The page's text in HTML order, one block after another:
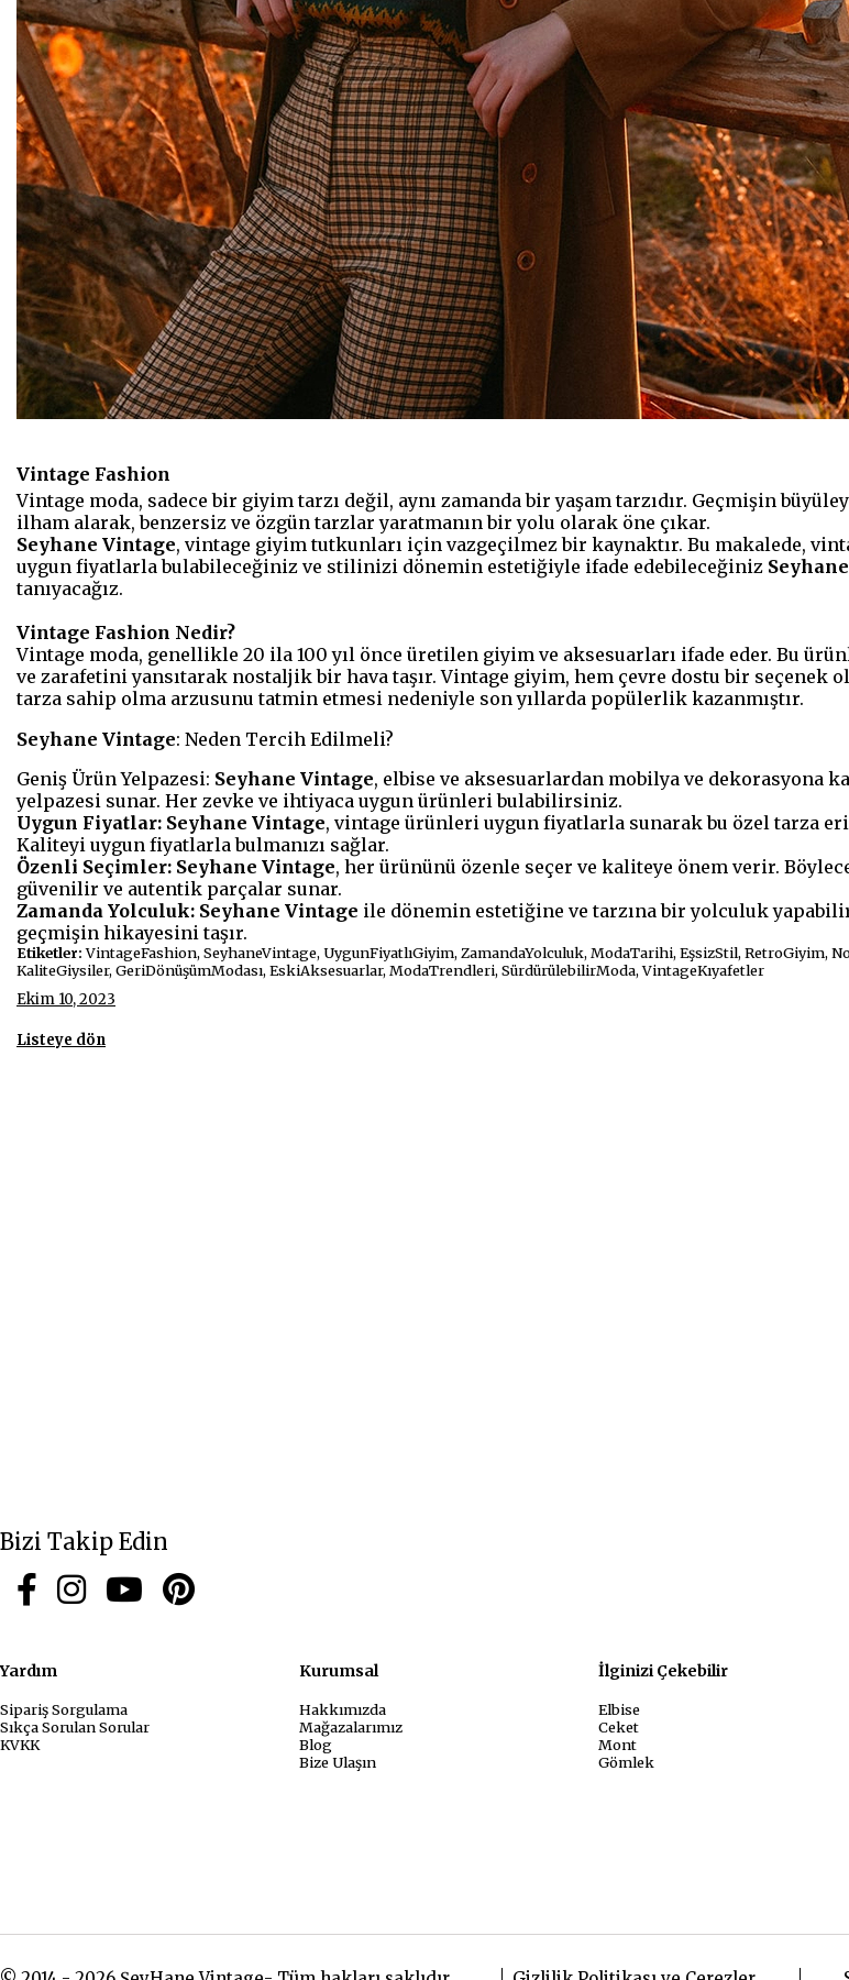
Vintage Fashion
Vintage moda, sadece bir giyim tarzı değil, aynı zamanda bir yaşam tarzıdır. Geçmişin
ilham alarak, benzersiz ve özgün tarzlar yaratmanın bir yolu olarak öne çıkar.
Seyhane Vintage, vintage giyim tutkunları için vazgeçilmez bir kaynaktır. Bu makalede,
uygun fiyatlarla bulabileceğiniz ve stilinizi dönemin estetiğiyle ifade edebileceğiniz
tanıyacağız.
Vintage Fashion Nedir?
Vintage moda, genellikle 20 ila 100 yıl önce üretilen giyim ve aksesuarları ifade eder. Bu
ve zarafetini yansıtarak nostaljik bir hava taşır. Vintage giyim, hem çevre dostu bir seçenek
tarza sahip olma arzusunu tatmin etmesi nedeniyle son yıllarda popülerlik kazanmıştır.
Seyhane Vintage: Neden Tercih Edilmeli?
Geniş Ürün Yelpazesi: Seyhane Vintage, elbise ve aksesuarlardan mobilya ve dekorasyona
yelpazesi sunar. Her zevke ve ihtiyaca uygun ürünleri bulabilirsiniz.
Uygun Fiyatlar: Seyhane Vintage, vintage ürünleri uygun fiyatlarla sunarak bu özel tarza
Kaliteyi uygun fiyatlarla bulmanızı sağlar.
Özenli Seçimler: Seyhane Vintage, her ürününü özenle seçer ve kaliteye önem verir.
güvenilir ve autentik parçalar sunar.
Zamanda Yolculuk: Seyhane Vintage ile dönemin estetiğine ve tarzına bir yolculuk
geçmişin hikayesini taşır.
Etiketler:VintageFashion, SeyhaneVintage, UygunFiyatlıGiyim, ZamandaYolculuk, ModaTarihi, EşsizStil, RetroGiyim,
KaliteGiysiler, GeriDönüşümModası, EskiAksesuarlar, ModaTrendleri, SürdürülebilirModa, VintageKıyafetler
Ekim 10, 2023
Listeye dön
Bizi Takip Edin
Yardım
Sipariş Sorgulama
Sıkça Sorulan Sorular
KVKK
Kurumsal
Hakkımızda
Mağazalarımız
Blog
Bize Ulaşın
İlginizi
Elbise
Ceket
Mont
Gömlek